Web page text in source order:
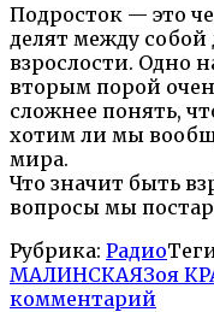
Подросток — это
делят между собой
взрослости. Одно
вторым порой
сложнее понять,
хотим ли мы
мира.
Что значит быть
вопросы мы
Рубрика: Радио
МАЛИНСКАЯЗоя
комментарий